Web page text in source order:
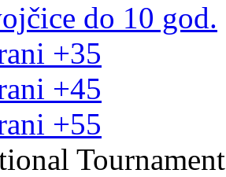
do 10 god.
+35
+45
+55